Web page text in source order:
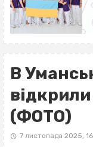
В
(ФОТО)
7 листопада 2025,